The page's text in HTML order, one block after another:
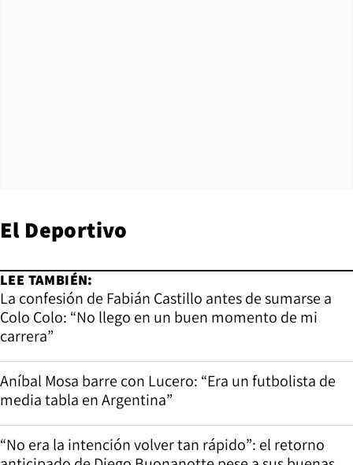
El Deportivo
LEE TAMBIÉN:
La confesión de Fabián Castillo antes de sumarse a
Colo Colo: “No llego en un buen momento de mi
carrera”
Aníbal Mosa barre con Lucero: “Era un futbolista de
media tabla en Argentina”
“No era la intención volver tan rápido”: el retorno